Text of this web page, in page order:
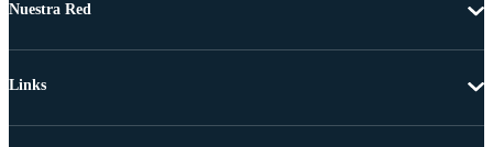
Nuestra Red
Links